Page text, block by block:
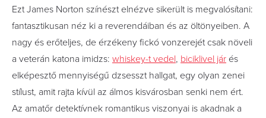
Ezt James Norton színészt elnézve sikerült is megvalósítani:
fantasztikusan néz ki a reverendáiban és az öltönyeiben. A
nagy és erőteljes, de érzékeny fickó vonzerejét csak növeli
a veterán katona imidzs: whiskey-t vedel, biciklivel jár és
elképesztő mennyiségű dzsesszt hallgat, egy olyan zenei
stílust, amit rajta kívül az álmos kisvárosban senki nem ért.
Az amatőr detektívnek romantikus viszonyai is akadnak a